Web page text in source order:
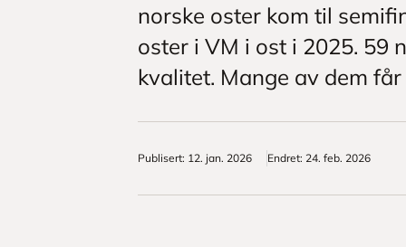
norske oster kom til
oster i VM i ost i 2025. 59
kvalitet. Mange av dem får
Publisert: 12. jan. 2026 Endret: 24. feb. 2026